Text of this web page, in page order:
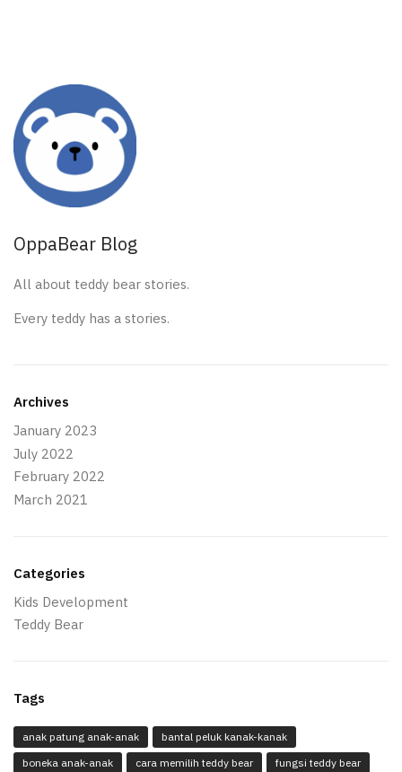
OppaBear Blog
All about teddy bear stories.
Every teddy has a stories.
Archives
January 2023
July 2022
February 2022
March 2021
Categories
Kids Development
Teddy Bear
Tags
anak patung anak-anak
bantal peluk kanak-kanak
boneka anak-anak
cara memilih teddy bear
fungsi teddy bear